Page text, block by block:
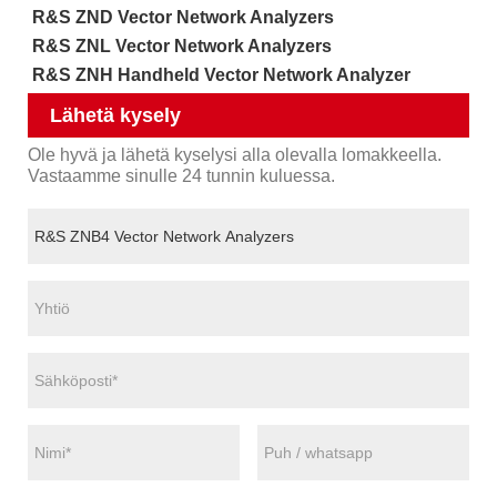
R&S ZND Vector Network Analyzers
R&S ZNL Vector Network Analyzers
R&S ZNH Handheld Vector Network Analyzer
Lähetä kysely
Ole hyvä ja lähetä kyselysi alla olevalla lomakkeella.
Vastaamme sinulle 24 tunnin kuluessa.